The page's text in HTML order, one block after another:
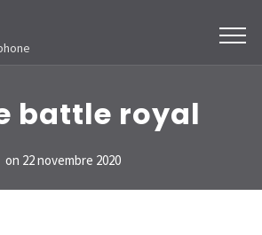
battle royal
on 22 novembre 2020